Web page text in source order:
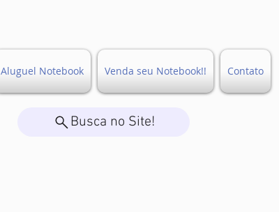
Aluguel Notebook Venda seu Notebook!! Contato
Busca no Site!